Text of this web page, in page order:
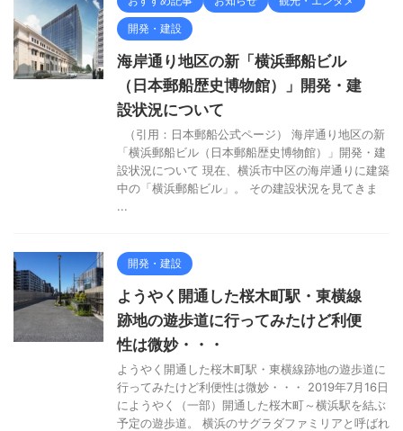
開発・建設
海岸通り地区の新「横浜郵船ビル
（日本郵船歴史博物館）」開発・建
設状況について
（引用：日本郵船公式ページ） 海岸通り地区の新
「横浜郵船ビル（日本郵船歴史博物館）」開発・建
設状況について 現在、横浜市中区の海岸通りに建築
中の「横浜郵船ビル」。 その建設状況を見てきま
...
開発・建設
ようやく開通した桜木町駅・東横線
跡地の遊歩道に行ってみたけど利便
性は微妙・・・
ようやく開通した桜木町駅・東横線跡地の遊歩道に
行ってみたけど利便性は微妙・・・ 2019年7月16日
にようやく（一部）開通した桜木町～横浜駅を結ぶ
予定の遊歩道。 横浜のサグラダファミリアと呼ばれ